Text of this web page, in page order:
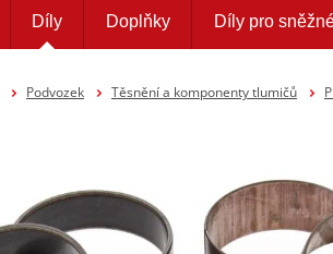
Díly Doplňky Díly pro
Podvozek Těsnění a komponenty tlumičů